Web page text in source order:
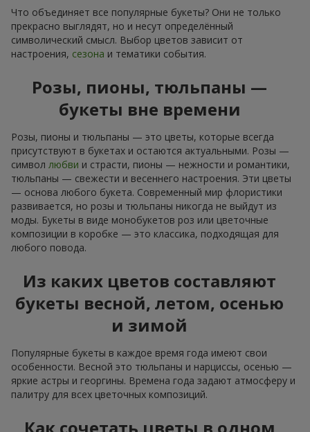
Что объединяет все популярные букеты? Они не только
прекрасно выглядят, но и несут определённый
символический смысл. Выбор цветов зависит от
настроения, сезона и тематики события.
Розы, пионы, тюльпаны —
букеты вне времени
Розы, пионы и тюльпаны — это цветы, которые всегда
присутствуют в букетах и остаются актуальными. Розы —
символ любви и страсти, пионы — нежности и романтики,
тюльпаны — свежести и весеннего настроения. Эти цветы
— основа любого букета. Современный мир флористики
развивается, но розы и тюльпаны никогда не выйдут из
моды. Букеты в виде монобукетов роз или цветочные
композиции в коробке — это классика, подходящая для
любого повода.
Из каких цветов составляют
букеты весной, летом, осенью
и зимой
Популярные букеты в каждое время года имеют свои
особенности. Весной это тюльпаны и нарциссы, осенью —
яркие астры и георгины. Времена года задают атмосферу и
палитру для всех цветочных композиций.
Как сочетать цветы в одном